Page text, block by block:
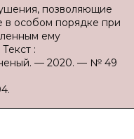
позволяющие
в особом порядке при
ему
:
— 2020. — № 49